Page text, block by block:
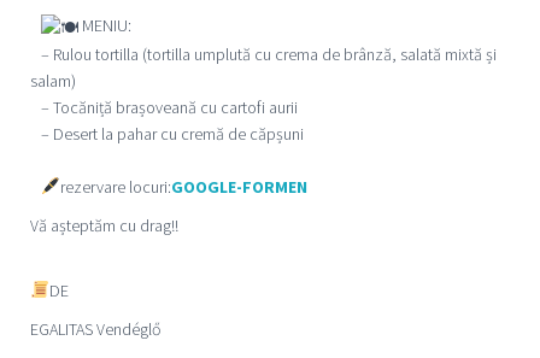
MENIU:
– Rulou tortilla (tortilla umplută cu crema de brânză, salată mixtă și
salam)
– Tocăniță brașoveană cu cartofi aurii
– Desert la pahar cu cremă de căpșuni
rezervare locuri:GOOGLE-FORMEN
Vă așteptăm cu drag!!
DE
EGALITAS Vendéglő